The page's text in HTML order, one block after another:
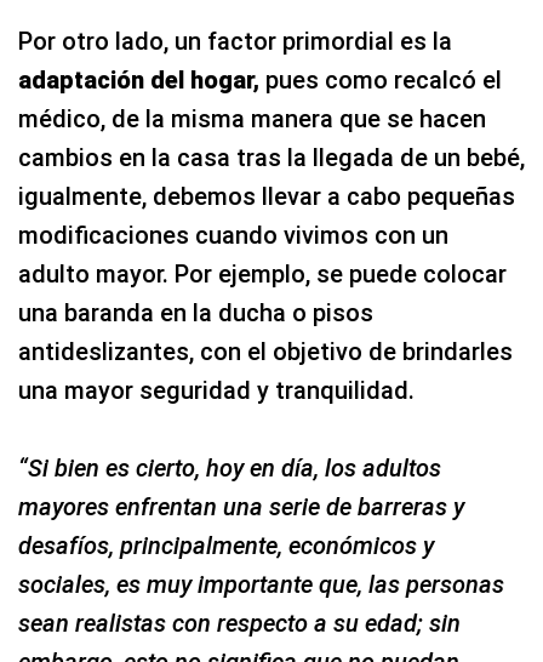
Por otro lado, un factor primordial es la
adaptación del hogar, pues como recalcó el
médico, de la misma manera que se hacen
cambios en la casa tras la llegada de un bebé,
igualmente, debemos llevar a cabo pequeñas
modificaciones cuando vivimos con un
adulto mayor. Por ejemplo, se puede colocar
una baranda en la ducha o pisos
antideslizantes, con el objetivo de brindarles
una mayor seguridad y tranquilidad.
“Si bien es cierto, hoy en día, los adultos
mayores enfrentan una serie de barreras y
desafíos, principalmente, económicos y
sociales, es muy importante que, las personas
sean realistas con respecto a su edad; sin